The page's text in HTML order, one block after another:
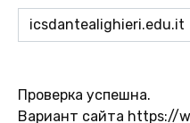
Проверка успешна.
Вариант сайта https://